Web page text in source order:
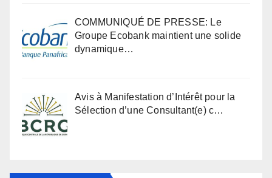
COMMUNIQUÉ DE PRESSE: Le
Groupe Ecobank maintient une solide
dynamique…
Avis à Manifestation d’Intérêt pour la
Sélection d’une Consultant(e) c…